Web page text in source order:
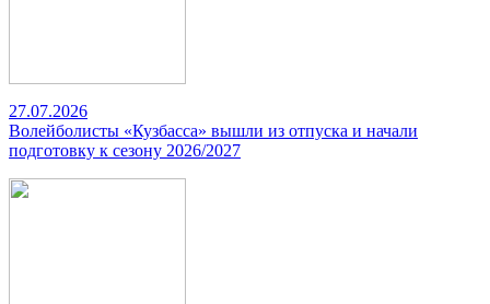
27.07.2026
Волейболисты «Кузбасса» вышли из отпуска и начали
подготовку к сезону 2026/2027